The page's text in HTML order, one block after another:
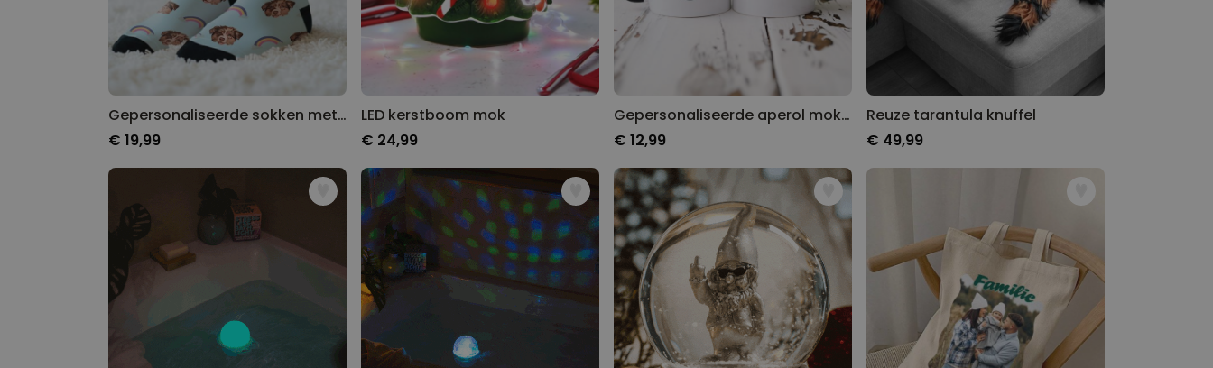
Gepersonaliseerde sokken met gezicht in comic stijl
€ 19,99
LED kerstboom mok
€ 24,99
Gepersonaliseerde aperol mok met tekst
€ 12,99
Reuze tarantula knuffel
€ 49,99